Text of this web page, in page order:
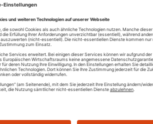
Schellenberg. Dieser eignet sich
– sowohl für Familien, als auch für
i...
es mehrere Gründe – beruflich wie privat.